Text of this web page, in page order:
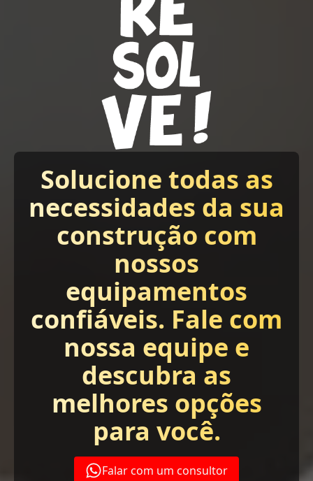
Solucione todas as
necessidades da sua
construção com
nossos
equipamentos
confiáveis. Fale com
nossa equipe e
descubra as
melhores opções
para você.
Falar com um consultor